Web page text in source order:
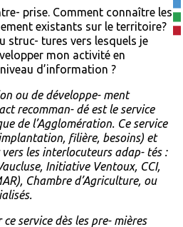
prise. Comment connaître les
existants sur le territoire?
struc- tures vers lesquels je
mon activité en
d’information ?
ou de développe- ment
recomman- dé est le service
de l’Agglomération. Ce service
filière, besoins) et
les interlocuteurs adap- tés :
Initiative Ventoux, CCI,
Chambre d’Agriculture, ou
service dès les pre- mières